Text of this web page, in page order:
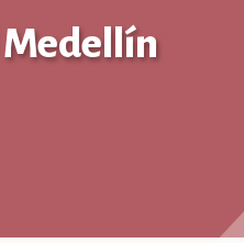
Medellín